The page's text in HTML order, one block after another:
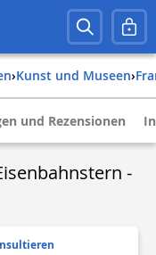
› Kunst und Museen›
und Rezensionen
-